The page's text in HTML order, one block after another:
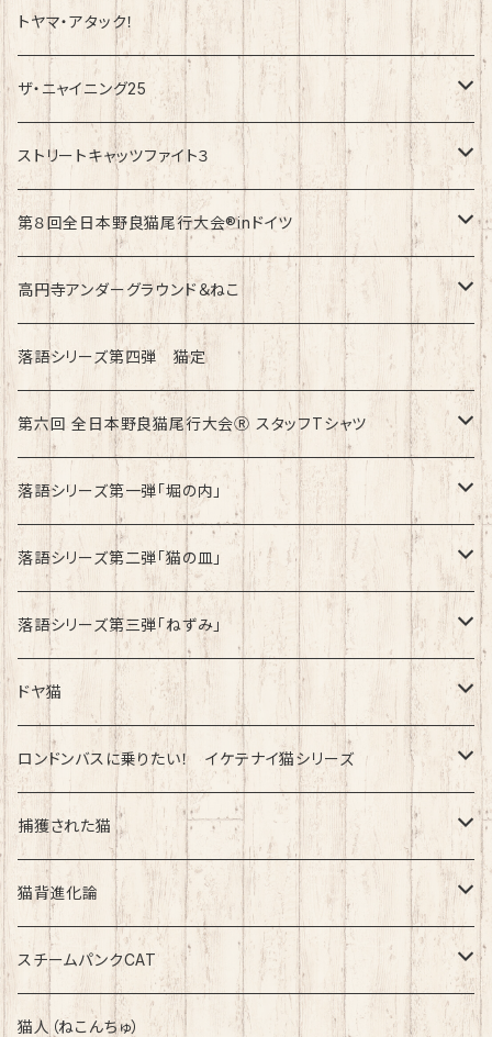
トヤマ・アタック！
ザ・ニャイニング25
速乾ドライタイプ
綿100%ノーマルタイプ
ストリートキャッツファイト３
速乾ドライタイプ
綿100%ノーマルタイプ
第８回全日本野良猫尾行大会®︎inドイツ
第8回全日本野良猫尾行大会®︎inドイツ Light
第8回全日本野良猫尾行大会®︎inドイツ Dark
高円寺アンダーグラウンド＆ねこ
綿100%ノーマルタイプ
落語シリーズ第四弾 猫定
第六回 全日本野良猫尾行大会Ⓡ スタッフTシャツ
速乾ドライタイプ
綿100%ノーマルタイプ
落語シリーズ第一弾「堀の内」
速乾ドライタイプ
落語シリーズ第二弾「猫の皿」
速乾ドライタイプ
落語シリーズ第三弾「ねずみ」
速乾ドライタイプ
ドヤ猫
綿100%ノーマルタイプ
ロンドンバスに乗りたい！ イケテナイ猫シリーズ
綿100％ノーマルタイプ
速乾ドライタイプ
捕獲された猫
速乾ドライタイプ
綿100%ノーマルタイプ
猫背進化論
速乾ドライタイプ
綿100%ノーマルタイプ
スチームパンクCAT
綿100%ノーマルタイプ
猫人（ねこんちゅ）